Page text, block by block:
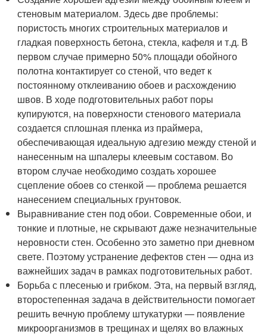
стеновым материалом. Здесь две проблемы:
пористость многих строительных материалов и
гладкая поверхность бетона, стекла, кафеля и т.д. В
первом случае примерно 50% площади обойного
полотна контактирует со стеной, что ведет к
постоянному отклеиванию обоев и расхождению
швов. В ходе подготовительных работ поры
купируются, на поверхности стенового материала
создается сплошная пленка из праймера,
обеспечивающая идеальную адгезию между стеной и
нанесенным на шпалеры клеевым составом. Во
втором случае необходимо создать хорошее
сцепление обоев со стенкой — проблема решается
нанесением специальных грунтовок.
Выравнивание стен под обои. Современные обои, и
тонкие и плотные, не скрывают даже незначительные
неровности стен. Особенно это заметно при дневном
свете. Поэтому устранение дефектов стен — одна из
важнейших задач в рамках подготовительных работ.
Борьба с плесенью и грибком. Эта, на первый взгляд,
второстепенная задача в действительности помогает
решить вечную проблему штукатурки — появление
микроорганизмов в трещинах и щелях во влажных